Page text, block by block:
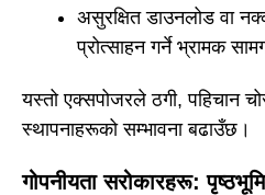
असुरक्षित डाउनलोड वा
प्रोत्साहन गर्ने भ्रामक
यस्तो एक्सपोजरले ठगी, पहिचान
स्थापनाहरूको सम्भावना बढाउँछ।
गोपनीयता सरोकारहरू: